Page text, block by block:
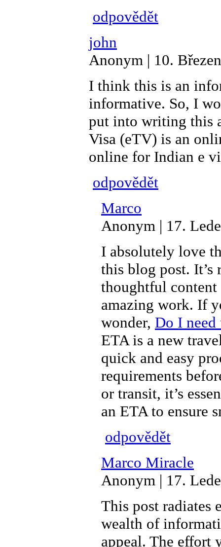
odpovědět
john
Anonym | 10.
I think this is an
informative. So, I
put into writing this
Visa (eTV) is an
online for Indian e
odpovědět
Marco
Anonym | 17.
I absolutely love
this blog post. It’s
thoughtful content
amazing work. If
wonder, Do I
ETA is a new
quick and easy
requirements
or transit, it’s
an ETA to ensure
odpovědět
Marco Miracle
Anonym | 17.
This post radiates
wealth of
appeal. The effort